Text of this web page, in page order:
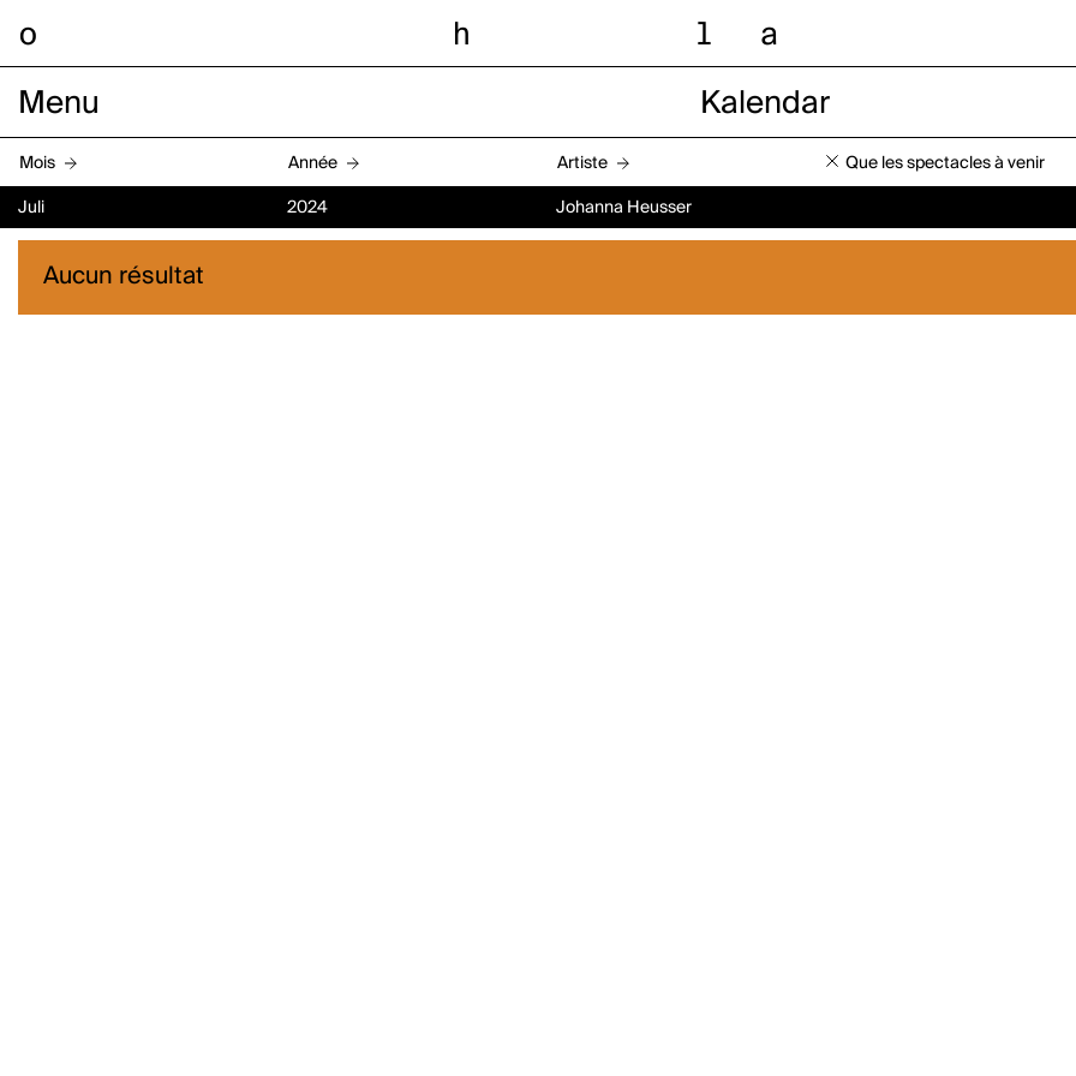
o h l a
Menu Kalendar
Mois Année Artiste Que les spectacles à venir
Juli 2024 Johanna Heusser
Aucun résultat